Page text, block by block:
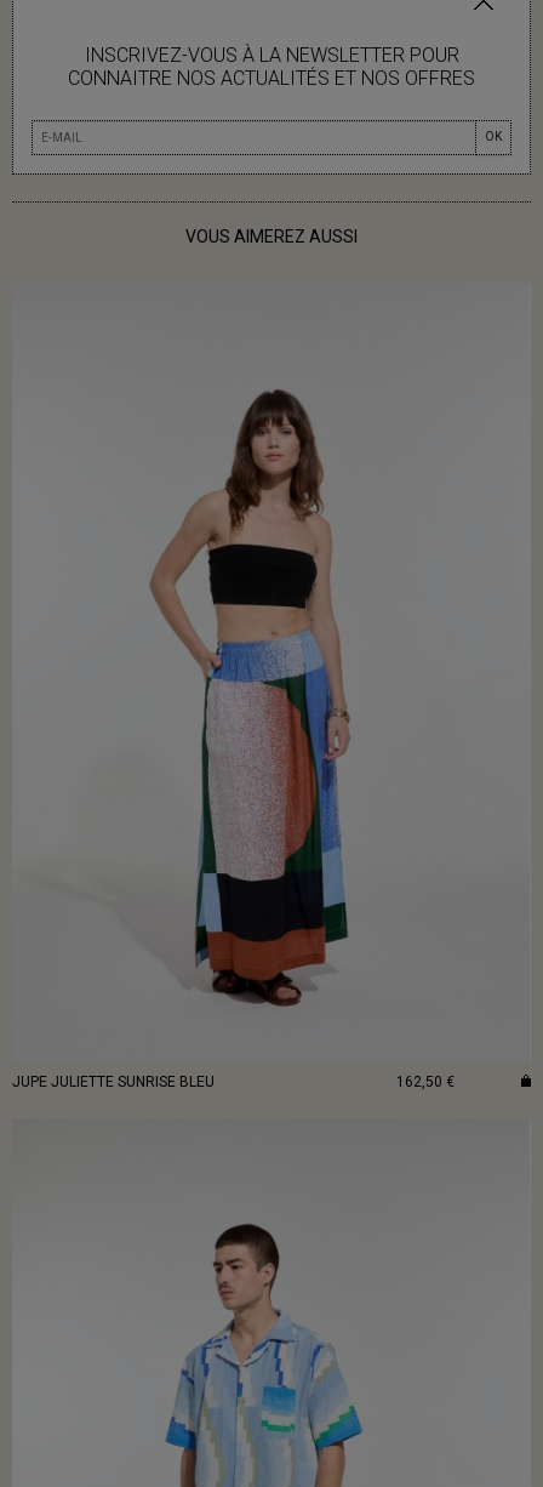
INSCRIVEZ-VOUS À LA NEWSLETTER POUR
CONNAITRE NOS ACTUALITÉS ET NOS OFFRES
OK
INFOS LIVRAISON
VOUS AIMEREZ AUSSI
JUPE JULIETTE SUNRISE BLEU 162,50 €